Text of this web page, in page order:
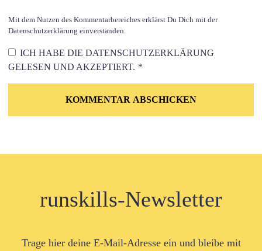
Mit dem Nutzen des Kommentarbereiches erklärst Du Dich mit der
Datenschutzerklärung einverstanden.
ICH HABE DIE DATENSCHUTZERKLÄRUNG
GELESEN UND AKZEPTIERT. *
runskills-Newsletter
Trage hier deine E-Mail-Adresse ein und bleibe mit